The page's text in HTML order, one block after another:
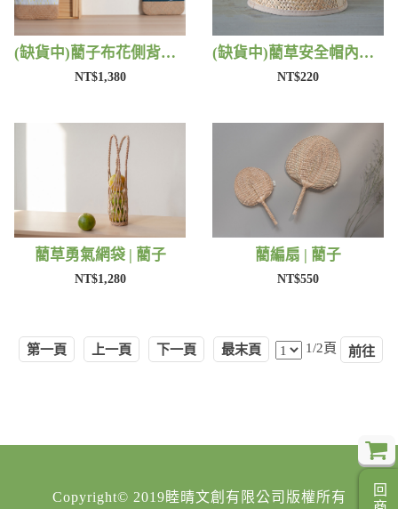
(缺貨中)藺子布花側背包 | 藺子
NT$1,380
(缺貨中)藺草安全帽內襯 | 藺子
NT$220
藺草勇氣網袋 | 藺子
NT$1,280
藺編扇 | 藺子
NT$550
第一頁 上一頁 下一頁 最末頁 1/2頁
Copyright© 2019睦晴文創有限公司版權所有